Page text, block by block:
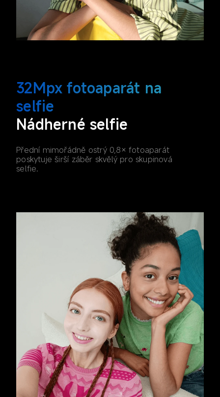
32Mpx fotoaparát na
selfie
Nádherné selfie
Přední mimořádně ostrý 0,8× fotoaparát
poskytuje širší záběr skvělý pro skupinová
selfie.